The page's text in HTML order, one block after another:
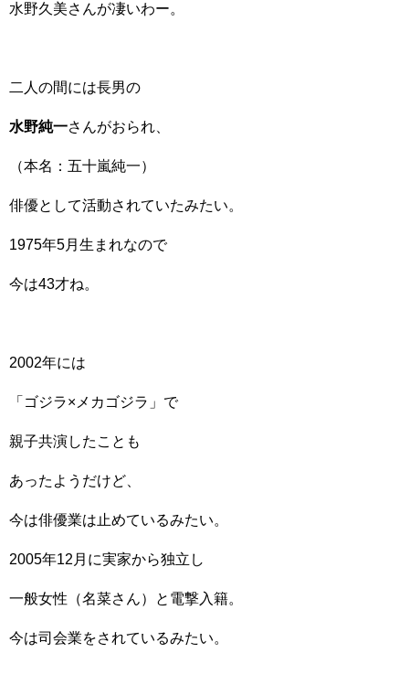
水野久美さんが凄いわー。
二人の間には長男の
水野純一さんがおられ、
（本名：五十嵐純一）
俳優として活動されていたみたい。
1975年5月生まれなので
今は43才ね。
2002年には
「ゴジラ×メカゴジラ」で
親子共演したことも
あったようだけど、
今は俳優業は止めているみたい。
2005年12月に実家から独立し
一般女性（名菜さん）と電撃入籍。
今は司会業をされているみたい。